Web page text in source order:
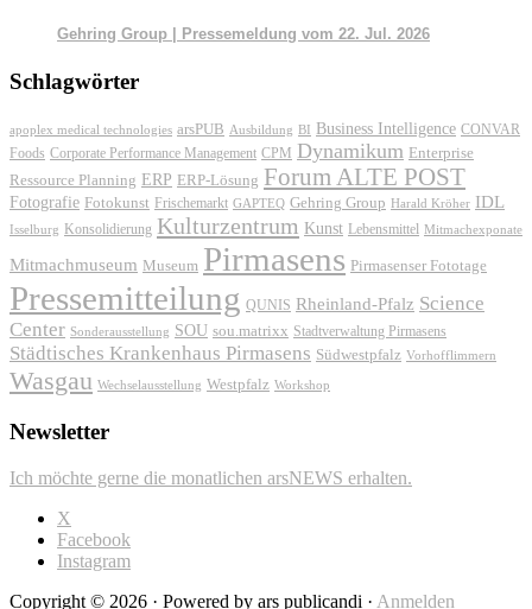
Gehring Group | Pressemeldung vom 22. Jul. 2026
Schlagwörter
apoplex medical technologies arsPUB Ausbildung BI Business Intelligence CONVAR
Foods Corporate Performance Management CPM Dynamikum Enterprise
Ressource Planning ERP ERP-Lösung Forum ALTE POST
Fotografie Fotokunst Frischemarkt GAPTEQ Gehring Group Harald Kröher IDL
Isselburg Konsolidierung Kulturzentrum Kunst Lebensmittel Mitmachexponate
Mitmachmuseum Museum Pirmasens Pirmasenser Fototage
Pressemitteilung QUNIS Rheinland-Pfalz Science
Center Sonderausstellung SOU sou.matrixx Stadtverwaltung Pirmasens
Städtisches Krankenhaus Pirmasens Südwestpfalz Vorhofflimmern
Wasgau Wechselausstellung Westpfalz Workshop
Newsletter
Ich möchte gerne die monatlichen arsNEWS erhalten.
X
Facebook
Instagram
Copyright © 2026 · Powered by ars publicandi · Anmelden